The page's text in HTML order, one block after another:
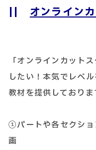
|| オンライン
「オンラインカット
したい！本気でレベ
教材を提供しておりま
①パートや各セクショ
画